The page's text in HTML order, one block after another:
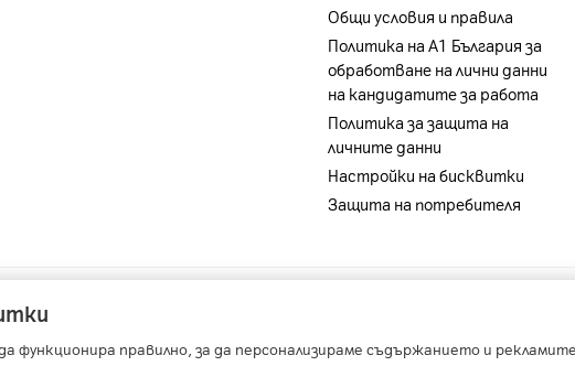
Общи условия и правила
Политика на A1 България за
обработване на лични данни
на кандидатите за работа
Политика за защита на
личните данни
Настройки на бисквитки
Защита на потребителя
A1 Serbia
Copyright © 2025 А1 България. | Protected by reCAPTCHA
функционира правилно, за да персонализираме съдържанието и